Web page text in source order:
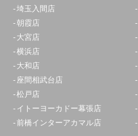
大和店
10:00～19:00
定休日：
0120-540-549
埼玉入間店
朝霞店
大宮店
横浜店
大和店
座間相武台店
松戸店
イトーヨーカドー幕張店
前橋インターアカマル店